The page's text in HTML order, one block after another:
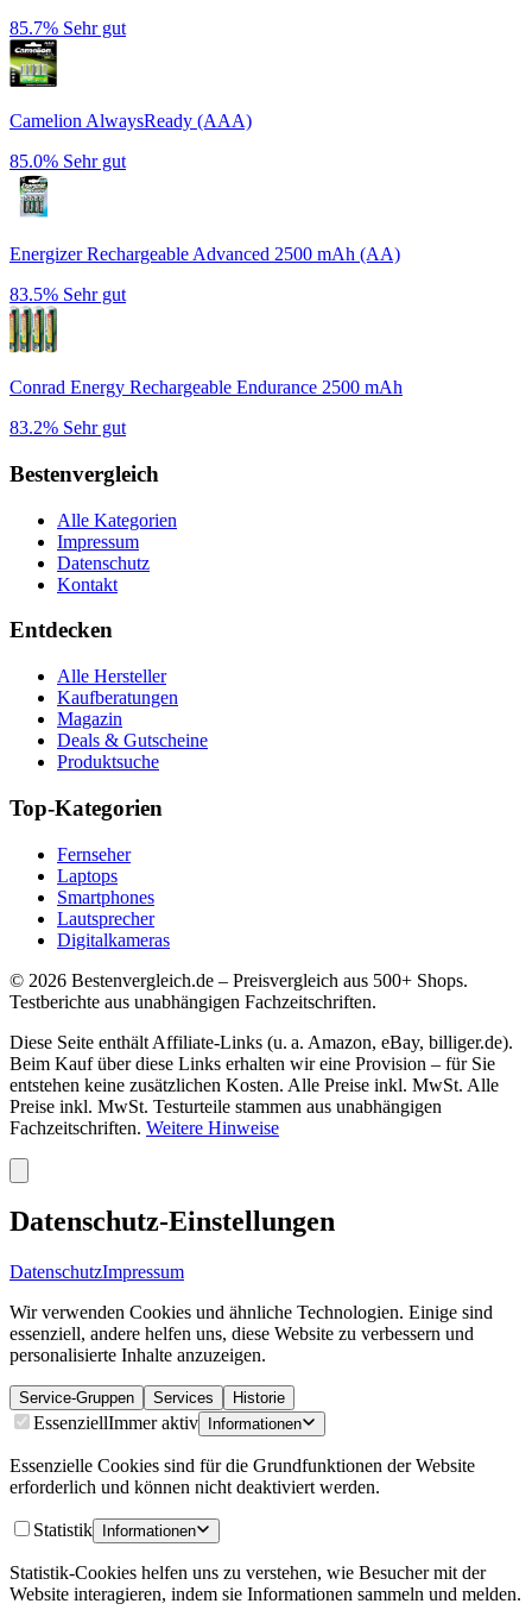
85.7% Sehr gut
Camelion AlwaysReady (AAA)
85.0% Sehr gut
Energizer Rechargeable Advanced 2500 mAh (AA)
83.5% Sehr gut
Conrad Energy Rechargeable Endurance 2500 mAh
83.2% Sehr gut
Bestenvergleich
Alle Kategorien
Impressum
Datenschutz
Kontakt
Entdecken
Alle Hersteller
Kaufberatungen
Magazin
Deals & Gutscheine
Produktsuche
Top-Kategorien
Fernseher
Laptops
Smartphones
Lautsprecher
Digitalkameras
© 2026 Bestenvergleich.de – Preisvergleich aus 500+ Shops.
Testberichte aus unabhängigen Fachzeitschriften.
Diese Seite enthält Affiliate-Links (u. a. Amazon, eBay, billiger.de).
Beim Kauf über diese Links erhalten wir eine Provision – für Sie
entstehen keine zusätzlichen Kosten. Alle Preise inkl. MwSt. Alle
Preise inkl. MwSt. Testurteile stammen aus unabhängigen
Fachzeitschriften. Weitere Hinweise
Datenschutz-Einstellungen
DatenschutzImpressum
Wir verwenden Cookies und ähnliche Technologien. Einige sind
essenziell, andere helfen uns, diese Website zu verbessern und
personalisierte Inhalte anzuzeigen.
Service-Gruppen Services Historie
EssenziellImmer aktiv Informationen
Essenzielle Cookies sind für die Grundfunktionen der Website
erforderlich und können nicht deaktiviert werden.
Statistik Informationen
Statistik-Cookies helfen uns zu verstehen, wie Besucher mit der
Website interagieren, indem sie Informationen sammeln und melden.